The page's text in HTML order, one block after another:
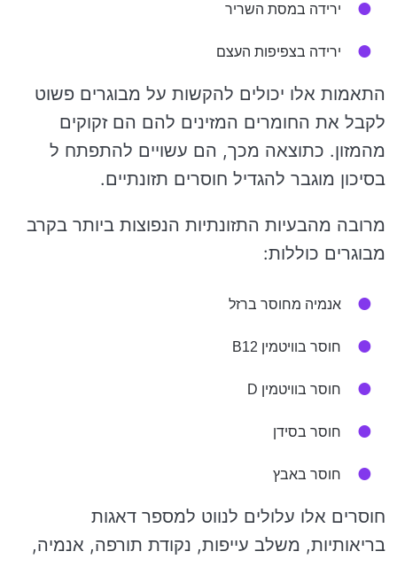
ירידה במסת השריר
ירידה בצפיפות העצם
התאמות אלו יכולים להקשות על מבוגרים פשוט
לקבל את החומרים המזינים להם הם זקוקים
מהמזון. כתוצאה מכך, הם עשויים להתפתח ל
בסיכון מוגבר להגדיל חוסרים תזונתיים.
מרובה מהבעיות התזונתיות הנפוצות ביותר בקרב
מבוגרים כוללות:
אנמיה מחוסר ברזל
חוסר בוויטמין B12
חוסר בוויטמין D
חוסר בסידן
חוסר באבץ
חוסרים אלו עלולים לנווט למספר דאגות
בריאותיות, משלב עייפות, נקודת תורפה, אנמיה,